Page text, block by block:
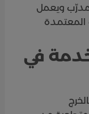
مدرّب ويعمل
المعتمدة
في